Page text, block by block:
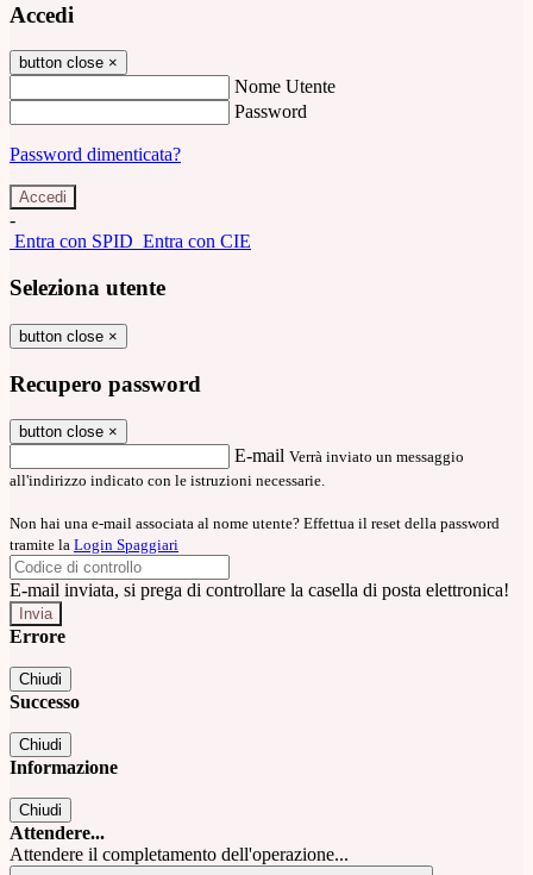
Accedi
button close ×
Nome Utente
Password
Password dimenticata?
-
Entra con SPID Entra con CIE
Seleziona utente
button close ×
Recupero password
button close ×
E-mail Verrà inviato un messaggio
all'indirizzo indicato con le istruzioni necessarie.
Non hai una e-mail associata al nome utente? Effettua il reset della password
tramite la Login Spaggiari
E-mail inviata, si prega di controllare la casella di posta elettronica!
Errore
Chiudi
Successo
Chiudi
Informazione
Chiudi
Attendere...
Attendere il completamento dell'operazione...